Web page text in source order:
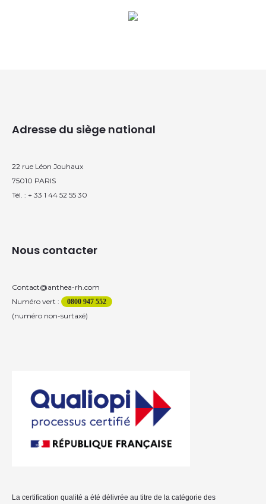
Adresse du siège national
22 rue Léon Jouhaux
75010 PARIS
Tél. : + 33 1 44 52 55 30
Nous contacter
Contact@anthea-rh.com
Numéro vert :
0800 947 552
(numéro non-surtaxé)
La certification qualité a été délivrée au titre de la catégorie des